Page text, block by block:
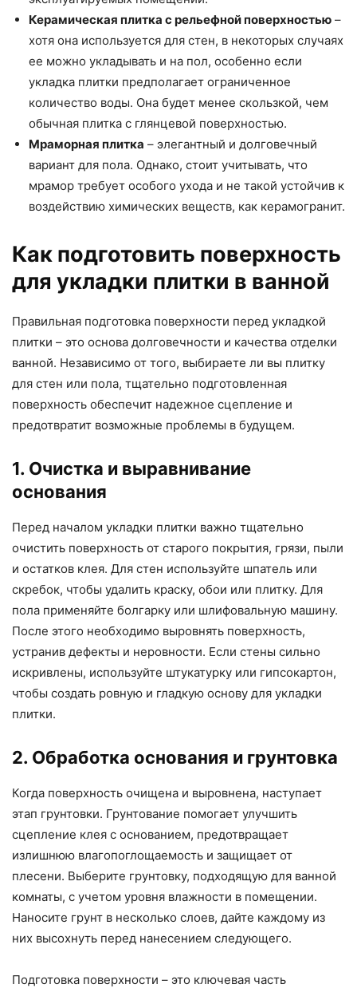
Керамическая плитка с рельефной поверхностью –
хотя она используется для стен, в некоторых случаях
ее можно укладывать и на пол, особенно если
укладка плитки предполагает ограниченное
количество воды. Она будет менее скользкой, чем
обычная плитка с глянцевой поверхностью.
Мраморная плитка – элегантный и долговечный
вариант для пола. Однако, стоит учитывать, что
мрамор требует особого ухода и не такой устойчив к
воздействию химических веществ, как керамогранит.
Как подготовить поверхность
для укладки плитки в ванной
Правильная подготовка поверхности перед укладкой
плитки – это основа долговечности и качества отделки
ванной. Независимо от того, выбираете ли вы плитку
для стен или пола, тщательно подготовленная
поверхность обеспечит надежное сцепление и
предотвратит возможные проблемы в будущем.
1. Очистка и выравнивание
основания
Перед началом укладки плитки важно тщательно
очистить поверхность от старого покрытия, грязи, пыли
и остатков клея. Для стен используйте шпатель или
скребок, чтобы удалить краску, обои или плитку. Для
пола применяйте болгарку или шлифовальную машину.
После этого необходимо выровнять поверхность,
устранив дефекты и неровности. Если стены сильно
искривлены, используйте штукатурку или гипсокартон,
чтобы создать ровную и гладкую основу для укладки
плитки.
2. Обработка основания и грунтовка
Когда поверхность очищена и выровнена, наступает
этап грунтовки. Грунтование помогает улучшить
сцепление клея с основанием, предотвращает
излишнюю влагопоглощаемость и защищает от
плесени. Выберите грунтовку, подходящую для ванной
комнаты, с учетом уровня влажности в помещении.
Наносите грунт в несколько слоев, дайте каждому из
них высохнуть перед нанесением следующего.
Подготовка поверхности – это ключевая часть